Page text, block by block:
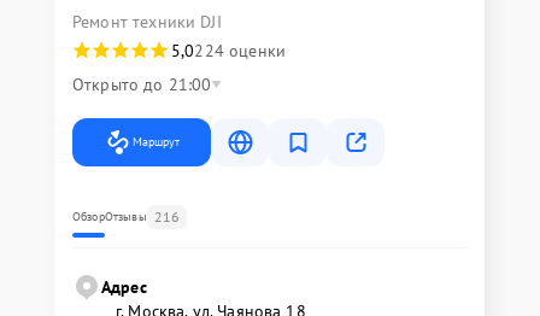
Ремонт техники DJI
5,0224 оценки
Открыто до 21:00
Маршрут
ОбзорОтзывы 216
Адрес
г. Москва, ул. Чаянова 18